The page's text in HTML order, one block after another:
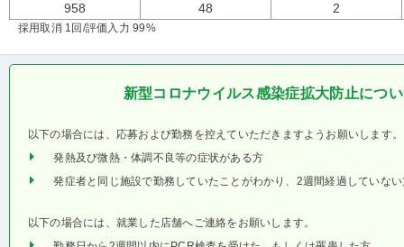
958 48 2
採用取消 1回 /評価入力 99%
新型コロナウイルス感染症拡大防止につ
以下の場合には、応募および勤務を控えていただきますようお願いします。
発熱及び微熱・体調不良等の症状がある方
発症者と同じ施設で勤務していたことがわかり、2週間経過していな
以下の場合には、就業した店舗へご連絡をお願いします。